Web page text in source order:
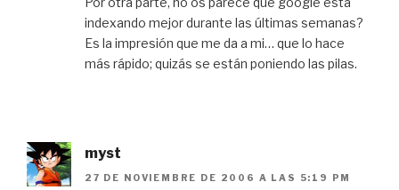
indexando mejor durante las últimas semanas?
Es la impresión que me da a mi… que lo hace
más rápido; quizás se están poniendo las pilas.
myst
27 DE NOVIEMBRE DE 2006 A LAS 5:19 PM